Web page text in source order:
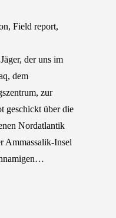
, Field report,
der uns im
dem
zur
geschickt über die
Nordatlantik
Ammassalik-Insel